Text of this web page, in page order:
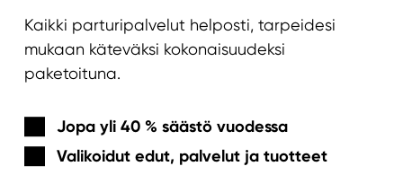
Kaikki parturipalvelut helposti, tarpeidesi
mukaan käteväksi kokonaisuudeksi
paketoituna.
Jopa yli 40 % säästö vuodessa
Valikoidut edut, palvelut ja tuotteet